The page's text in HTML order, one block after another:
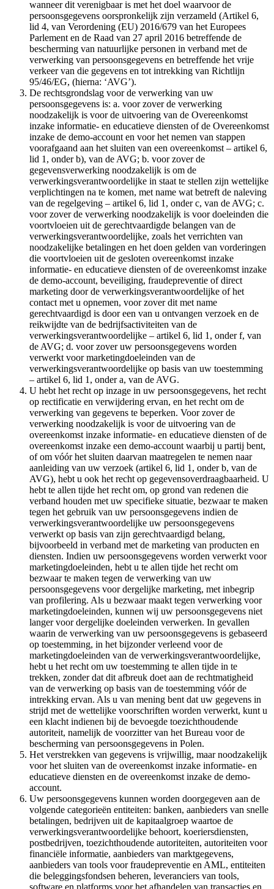
wanneer dit verenigbaar is met het doel waarvoor de
persoonsgegevens oorspronkelijk zijn verzameld (Artikel 6,
lid 4, van Verordening (EU) 2016/679 van het Europees
Parlement en de Raad van 27 april 2016 betreffende de
bescherming van natuurlijke personen in verband met de
verwerking van persoonsgegevens en betreffende het vrije
verkeer van die gegevens en tot intrekking van Richtlijn
95/46/EG, (hierna: ‘AVG’).
De rechtsgrondslag voor de verwerking van uw
persoonsgegevens is: a. voor zover de verwerking
noodzakelijk is voor de uitvoering van de Overeenkomst
inzake informatie- en educatieve diensten of de Overeenkomst
inzake de demo-account en voor het nemen van stappen
voorafgaand aan het sluiten van een overeenkomst – artikel 6,
lid 1, onder b), van de AVG; b. voor zover de
gegevensverwerking noodzakelijk is om de
verwerkingsverantwoordelijke in staat te stellen zijn wettelijke
verplichtingen na te komen, met name wat betreft de naleving
van de regelgeving – artikel 6, lid 1, onder c, van de AVG; c.
voor zover de verwerking noodzakelijk is voor doeleinden die
voortvloeien uit de gerechtvaardigde belangen van de
verwerkingsverantwoordelijke, zoals het verrichten van
noodzakelijke betalingen en het doen gelden van vorderingen
die voortvloeien uit de gesloten overeenkomst inzake
informatie- en educatieve diensten of de overeenkomst inzake
de demo-account, beveiliging, fraudepreventie of direct
marketing door de verwerkingsverantwoordelijke of het
contact met u opnemen, voor zover dit met name
gerechtvaardigd is door een van u ontvangen verzoek en de
reikwijdte van de bedrijfsactiviteiten van de
verwerkingsverantwoordelijke – artikel 6, lid 1, onder f, van
de AVG; d. voor zover uw persoonsgegevens worden
verwerkt voor marketingdoeleinden van de
verwerkingsverantwoordelijke op basis van uw toestemming
– artikel 6, lid 1, onder a, van de AVG.
U hebt het recht op inzage in uw persoonsgegevens, het recht
op rectificatie en verwijdering ervan, en het recht om de
verwerking van gegevens te beperken. Voor zover de
verwerking noodzakelijk is voor de uitvoering van de
overeenkomst inzake informatie- en educatieve diensten of de
overeenkomst inzake een demo-account waarbij u partij bent,
of om vóór het sluiten daarvan maatregelen te nemen naar
aanleiding van uw verzoek (artikel 6, lid 1, onder b, van de
AVG), hebt u ook het recht op gegevensoverdraagbaarheid. U
hebt te allen tijde het recht om, op grond van redenen die
verband houden met uw specifieke situatie, bezwaar te maken
tegen het gebruik van uw persoonsgegevens indien de
verwerkingsverantwoordelijke uw persoonsgegevens
verwerkt op basis van zijn gerechtvaardigd belang,
bijvoorbeeld in verband met de marketing van producten en
diensten. Indien uw persoonsgegevens worden verwerkt voor
marketingdoeleinden, hebt u te allen tijde het recht om
bezwaar te maken tegen de verwerking van uw
persoonsgegevens voor dergelijke marketing, met inbegrip
van profilering. Als u bezwaar maakt tegen verwerking voor
marketingdoeleinden, kunnen wij uw persoonsgegevens niet
langer voor dergelijke doeleinden verwerken. In gevallen
waarin de verwerking van uw persoonsgegevens is gebaseerd
op toestemming, in het bijzonder verleend voor de
marketingdoeleinden van de verwerkingsverantwoordelijke,
hebt u het recht om uw toestemming te allen tijde in te
trekken, zonder dat dit afbreuk doet aan de rechtmatigheid
van de verwerking op basis van de toestemming vóór de
intrekking ervan. Als u van mening bent dat uw gegevens in
strijd met de wettelijke voorschriften worden verwerkt, kunt u
een klacht indienen bij de bevoegde toezichthoudende
autoriteit, namelijk de voorzitter van het Bureau voor de
bescherming van persoonsgegevens in Polen.
Het verstrekken van gegevens is vrijwillig, maar noodzakelijk
voor het sluiten van de overeenkomst inzake informatie- en
educatieve diensten en de overeenkomst inzake de demo-
account.
Uw persoonsgegevens kunnen worden doorgegeven aan de
volgende categorieën entiteiten: banken, aanbieders van snelle
betalingen, bedrijven uit de kapitaalgroep waartoe de
verwerkingsverantwoordelijke behoort, koeriersdiensten,
postbedrijven, toezichthoudende autoriteiten, autoriteiten voor
financiële informatie, aanbieders van marktgegevens,
aanbieders van tools voor fraudepreventie en AML, entiteiten
die beleggingsfondsen beheren, leveranciers van tools,
software en platforms voor het afhandelen van transacties en